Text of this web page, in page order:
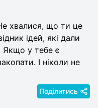
хвалися, що ти це
ідей, які дали
Якщо у тебе є
І ніколи не
Поділитись